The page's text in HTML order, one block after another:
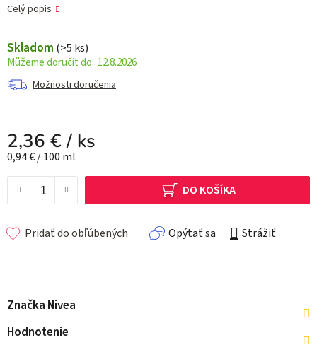
Celý popis
Skladom (>5 ks)
12.8.2026
Možnosti doručenia
2,36 €/ ks
Jednotková cena:
0,94 € / 100 ml
DO KOŠÍKA
Opýtať sa Strážiť
Pridať do obľúbených
Značka Nivea
Hodnotenie